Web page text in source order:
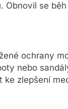
Obnovil se
ochrany
nebo
zlepšení